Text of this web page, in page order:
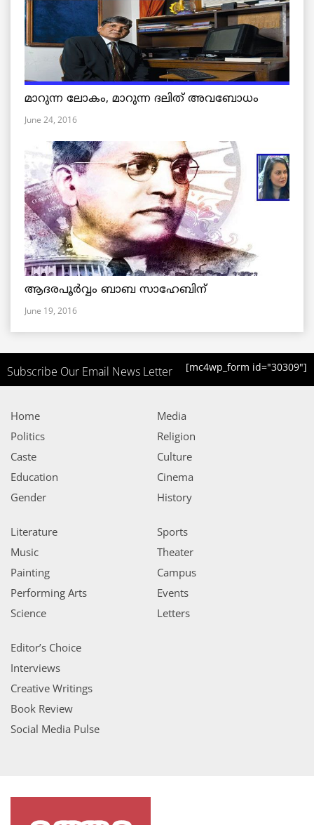
മാറുന്ന ലോകം, മാറുന്ന ദലിത് അവബോധം
June 24, 2016
ആദരപൂര്‍വ്വം ബാബ സാഹേബിന്
June 19, 2016
Subscribe Our Email News Letter [mc4wp_form id="30309"]
Home
Politics
Caste
Education
Gender
Media
Religion
Culture
Cinema
History
Literature
Music
Painting
Performing Arts
Science
Sports
Theater
Campus
Events
Letters
Editor’s Choice
Interviews
Creative Writings
Book Review
Social Media Pulse